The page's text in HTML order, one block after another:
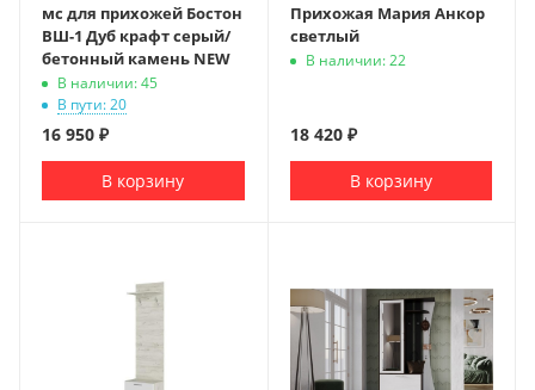
мс для прихожей Бостон
ВШ-1 Дуб крафт серый/
бетонный камень NEW
В наличии: 45
В пути: 20
16 950 ₽
В корзину
Прихожая Мария Анкор
светлый
В наличии: 22
18 420₽
В корзину